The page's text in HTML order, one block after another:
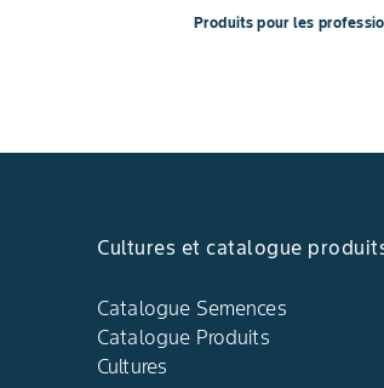
Produits pour les
Cultures et catalogue
Catalogue Semences
Catalogue Produits
Cultures